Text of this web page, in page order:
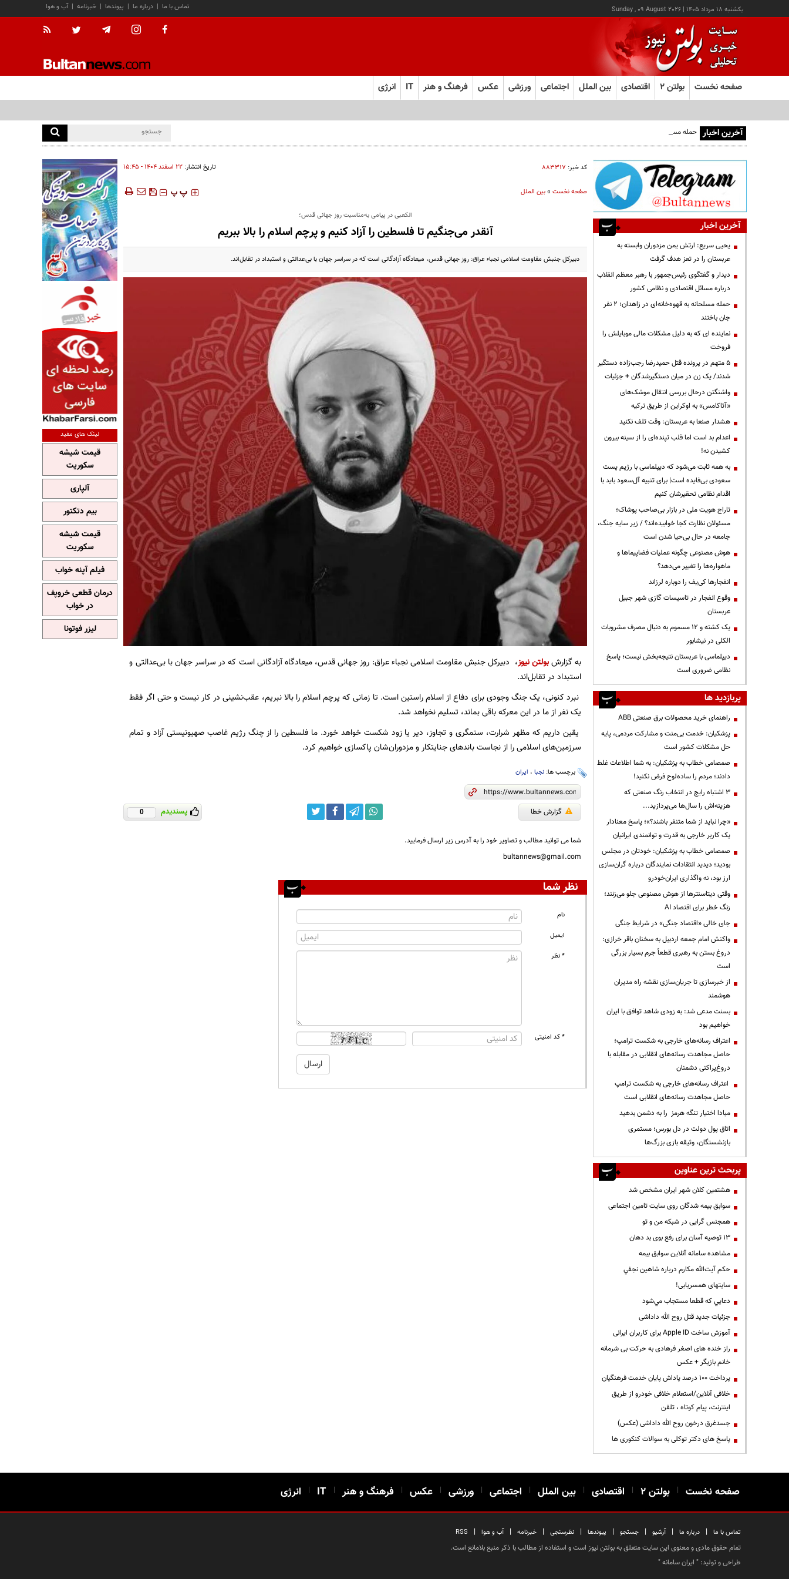
يکشنبه ۱۸ مرداد ۱۴۰۵ |
Sunday , 09 August 2026 آب و هوا | خبرنامه | پیوندها | درباره ما | تماس با ما
صفحه نخست بولتن ۲ اقتصادی بین الملل اجتماعی ورزشی عکس فرهنگ و هنر IT انرژی
آخرین اخبار حمله مسلحانه به قهوه‌خانه‌ای در زاهدان؛ ۲ نفر جان باختند
کد خبر: ۸۸۳۳۱۷ تاریخ انتشار: ۲۲ اسفند ۱۴۰۴ - ۱۵:۴۵
صفحه نخست»بین الملل ‍‍‍ پ پ
الکعبی در پیامی به‌مناسبت روز جهانی قدس؛
آنقدر می‌جنگیم تا فلسطین را آزاد کنیم و پرچم اسلام را بالا ببریم
دبیرکل جنبش مقاومت اسلامی نجباء عراق: روز جهانی قدس، میعادگاه آزادگانی است که در سراسر جهان با بی‌عدالتی و استبداد در تقابل‌اند.
به گزارشبولتن نیوز، دبیرکل جنبش مقاومت اسلامی نجباء عراق: روز جهانی قدس، میعادگاه آزادگانی است که در سراسر جهان با بی‌عدالتی و
استبداد در تقابل‌اند.
نبرد کنونی، یک جنگ وجودی برای دفاع از اسلام راستین است. تا زمانی که پرچم اسلام را بالا نبریم، عقب‌نشینی در کار نیست و حتی اگر فقط
یک نفر از ما در این‌ معرکه باقی بماند، تسلیم نخواهد شد.
یقین داریم که مظهر شرارت، ستمگری و تجاوز، دیر یا زود شکست خواهد خورد. ما فلسطین را از چنگ رژیم غاصب صهیونیستی آزاد و تمام
سرزمین‌های اسلامی را از نجاست باندهای جنایتکار و مزدوران‌شان پاکسازی خواهیم کرد.
برچسب ها: نجبا، ایران
گزارش خطا پسندیدم 0
شما می توانید مطالب و تصاویر خود را به آدرس زیر ارسال فرمایید.
bultannews@gmail.com
نظر شما
نام
ایمیل
* نظر
* کد امنیتی
آخرین اخبار
یحیی سریع: ارتش یمن مزدوران وابسته به
عربستان را در تعز هدف گرفت
دیدار و گفتگوی رئیس‌جمهور با رهبر معظم انقلاب
درباره مسائل اقتصادی و نظامی کشور
حمله مسلحانه به قهوه‌خانه‌ای در زاهدان؛ ۲ نفر
جان باختند
نماینده ای که به دلیل مشکلات مالی موبایلش را
فروخت
۵ متهم در پرونده قتل حمیدرضا رجب‌زاده دستگیر
شدند/ یک زن در میان دستگیرشدگان + جزئیات
واشنگتن درحال بررسی انتقال موشک‌های
«آتاکامس» به اوکراین از طریق ترکیه
هشدار صنعا به عربستان: وقت تلف نکنید
اعدام بد است اما قلب تپنده‌ای را از سینه بیرون
کشیدن نه!
به همه ثابت می‌شود که دیپلماسی با رژیم پست
سعودی بی‌فایده است| برای تنبیه آل‌سعود باید با
اقدام نظامی تحقیرشان کنیم
تاراج هویت ملی در بازار بی‌صاحب پوشاک؛
مسئولان نظارت کجا خوابیده‌اند؟ / زیر سایه جنگ،
جامعه در حال بی‌حیا شدن است
هوش مصنوعی چگونه عملیات فضاپیماها و
ماهواره‌ها را تغییر می‌دهد؟
انفجارها کی‌یف را دوباره لرزاند
وقوع انفجار در تاسیسات گازی شهر جبیل
عربستان
یک کشته و ۱۲ مسموم به دنبال مصرف مشروبات
الکلی در نیشابور
دیپلماسی با عربستان نتیجه‌بخش نیست؛ پاسخ
نظامی ضروری است
پربازدید ها
راهنمای خرید محصولات برق صنعتی ABB
پزشکیان: خدمت بی‌منت و مشارکت مردمی، پایه
حل مشکلات کشور است
صمصامی خطاب به پزشکیان: به شما اطلاعات غلط
دادند؛ مردم را ساده‌لوح فرض نکنید!
3 اشتباه رایج در انتخاب رنگ صنعتی که
هزینه‌اش را سال‌ها می‌پردازید...
«چرا نباید از شما متنفر باشند؟»؛ پاسخ معنادار
یک کاربر خارجی به قدرت و توانمندی ایرانیان
صمصامی خطاب به پزشکیان: خودتان در مجلس
بودید؛ دیدید انتقادات نمایندگان درباره گران‌سازی
ارز بود، نه واگذاری ایران‌خودرو
وقتی دیتاسنترها از هوش مصنوعی جلو می‌زنند؛
زنگ خطر برای اقتصاد AI
جای خالی «اقتصاد جنگی» در شرایط جنگی
واکنش امام جمعه اردبیل به سخنان باقر خرازی:
دروغ بستن به رهبری قطعاً جرم بسیار بزرگی
است
از خبرسازی تا جریان‌سازی نقشه راه مدیران
هوشمند
بسنت مدعی شد: به زودی شاهد توافق با ایران
خواهیم بود
اعتراف رسانه‌های خارجی به شکست ترامپ؛
حاصل مجاهدت رسانه‌های انقلابی در مقابله با
دروغ‌پراکنی دشمنان
اعتراف رسانه‌های خارجی به شکست ترامپ
حاصل مجاهدت رسانه‌های انقلابی است
مبادا اختیار تنگه هرمز را به دشمن بدهید
اتاق پول دولت در دل بورس؛ مستمری
بازنشستگان، وثیقه بازی بزرگ‌ها
پربحث ترین عناوین
هشتمین کلان شهر ایران مشخص شد
سوابق بیمه شدگان روی سایت تامین اجتماعی
همجنس گرایی در شبکه من و تو
13 توصیه آسان برای رفع بوی بد دهان
مشاهده سامانه آنلاين سوابق بیمه
حكم آيت‌الله مكارم درباره شاهين نجفي
سایتهای همسریابی!
دعايي كه قطعا مستجاب مي‌شود
جزئیات جدید قتل روح الله داداشی
آموزش ساخت Apple ID برای کاربران ایرانی
راز خنده های اصغر فرهادی به حرکت بی شرمانه
خانم بازیگر + عکس
پرداخت ۱۰۰ درصد پاداش پایان خدمت فرهنگیان
خلافی آنلاین/استعلام خلافی خودرو از طریق
اینترنت، پیام کوتاه ، تلفن
جسدغرق درخون روح الله داداشی (عکس)
پاسخ های دکتر توکلی به سوالات کنکوری ها
لینک های مفید
قیمت شیشه
سکوریت
آلپاری
بیم دتکتور
قیمت شیشه
سکوریت
فیلم آپنه خواب
درمان قطعی خروپف
در خواب
لیزر فوتونا
صفحه نخست | بولتن ۲ | اقتصادی | بین الملل | اجتماعی | ورزشی | عکس | فرهنگ و هنر |
IT
| انرژی
تماس با ما | درباره ما | آرشیو | جستجو | پیوندها | نظرسنجی | خبرنامه | آب و هوا |
RSS
تمام حقوق مادی و معنوی این سایت متعلق به بولتن نیوز است و استفاده از مطالب با ذکر منبع بلامانع است.
طراحی و تولید: " ایران سامانه"